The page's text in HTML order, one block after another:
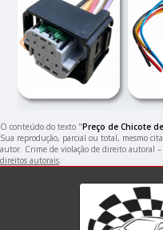
‹
O conteúdo do texto "Preço de Chicote
Sua reprodução, parcial ou total, mesmo
autor. Crime de violação de direito autoral
direitos autorais.